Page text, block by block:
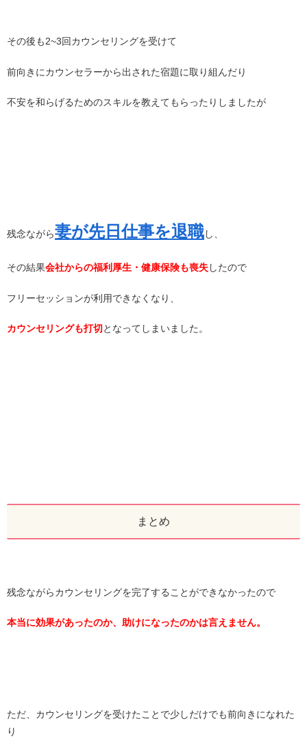
その後も2~3回カウンセリングを受けて
前向きにカウンセラーから出された宿題に取り組んだり
不安を和らげるためのスキルを教えてもらったりしましたが
残念ながら妻が先日仕事を退職し、
その結果会社からの福利厚生・健康保険も喪失したので
フリーセッションが利用できなくなり、
カウンセリングも打切となってしまいました。
まとめ
残念ながらカウンセリングを完了することができなかったので
本当に効果があったのか、助けになったのかは言えません。
ただ、カウンセリングを受けたことで少しだけでも前向きになれた
り